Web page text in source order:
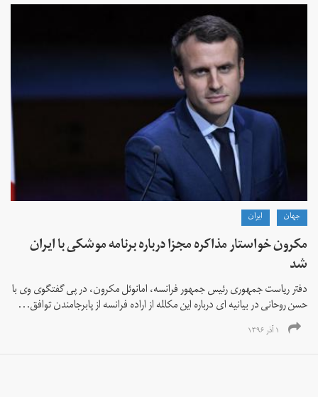
جهان ايران
مکرون خواستار مذاکره مجزا درباره برنامه موشکی با ایران
شد
دفتر ریاست جمهوری رئیس جمهور فرانسه، امانوئل مکرون، در پی گفتگوی وی با
حسن روحانی در بیانیه ای درباره این مکالمه از اراده فرانسه از پابرجامندن توافق...
۱ آذر ۱۳۹۶